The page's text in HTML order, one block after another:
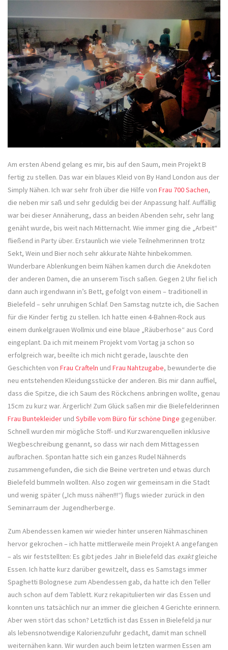
Am ersten Abend gelang es mir, bis auf den Saum, mein Projekt B
fertig zu stellen. Das war ein blaues Kleid von By Hand London aus der
Simply Nähen. Ich war sehr froh über die Hilfe von Frau 700 Sachen,
die neben mir saß und sehr geduldig bei der Anpassung half. Auffällig
war bei dieser Annäherung, dass an beiden Abenden sehr, sehr lang
genäht wurde, bis weit nach Mitternacht. Wie immer ging die „Arbeit“
fließend in Party über. Erstaunlich wie viele Teilnehmerinnen trotz
Sekt, Wein und Bier noch sehr akkurate Nähte hinbekommen.
Wunderbare Ablenkungen beim Nähen kamen durch die Anekdoten
der anderen Damen, die an unserem Tisch saßen. Gegen 2 Uhr fiel ich
dann auch irgendwann in’s Bett, gefolgt von einem – traditionell in
Bielefeld – sehr unruhigen Schlaf. Den Samstag nutzte ich, die Sachen
für die Kinder fertig zu stellen. Ich hatte einen 4-Bahnen-Rock aus
einem dunkelgrauen Wollmix und eine blaue „Räuberhose“ aus Cord
eingeplant. Da ich mit meinem Projekt vom Vortag ja schon so
erfolgreich war, beeilte ich mich nicht gerade, lauschte den
Geschichten von Frau Crafteln und Frau Nahtzugabe, bewunderte die
neu entstehenden Kleidungsstücke der anderen. Bis mir dann auffiel,
dass die Spitze, die ich Saum des Röckchens anbringen wollte, genau
15cm zu kurz war. Ärgerlich! Zum Glück saßen mir die Bielefelderinnen
Frau Buntekleider und Sybille vom Büro für schöne Dinge gegenüber.
Schnell wurden mir mögliche Stoff- und Kurzwarenquellen inklusive
Wegbeschreibung genannt, so dass wir nach dem Mittagessen
aufbrachen. Spontan hatte sich ein ganzes Rudel Nähnerds
zusammengefunden, die sich die Beine vertreten und etwas durch
Bielefeld bummeln wollten. Also zogen wir gemeinsam in die Stadt
und wenig später („Ich muss nähen!!!“) flugs wieder zurück in den
Seminarraum der Jugendherberge.
Zum Abendessen kamen wir wieder hinter unseren Nähmaschinen
hervor gekrochen – ich hatte mittlerweile mein Projekt A angefangen
– als wir feststellten: Es gibt jedes Jahr in Bielefeld das exaktgleiche
Essen. Ich hatte kurz darüber gewitzelt, dass es Samstags immer
Spaghetti Bolognese zum Abendessen gab, da hatte ich den Teller
auch schon auf dem Tablett. Kurz rekapitulierten wir das Essen und
konnten uns tatsächlich nur an immer die gleichen 4 Gerichte erinnern.
Aber wen stört das schon? Letztlich ist das Essen in Bielefeld ja nur
als lebensnotwendige Kalorienzufuhr gedacht, damit man schnell
weiternähen kann. Wir wurden auch beim letzten warmen Essen am